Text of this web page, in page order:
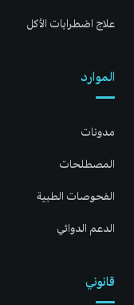
علاج اضطرابات الأكل
الموارد
مدونات
المصطلحات
الفحوصات الطبية
الدعم الدوائي
قانوني